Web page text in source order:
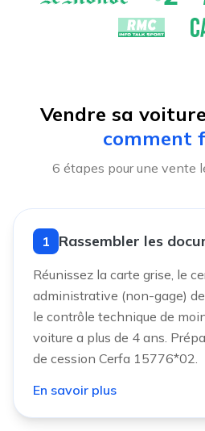
Vendre sa
comment
6 étapes pour une vente
1 Rassembler les
Réunissez la carte grise, le
administrative (non-gage)
le contrôle technique de
voiture a plus de 4 ans.
de cession Cerfa 15776*02.
En savoir plus